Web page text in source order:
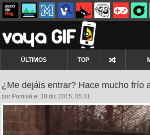
ÚLTIMOS TOP
¿Me dejáis entrar? Hace mucho frío
por Pumisó el 30 dic 2015, 05:31